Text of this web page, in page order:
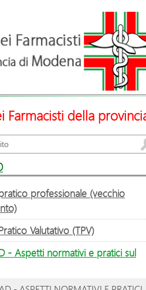
Farmacisti della
professionale (vecchio
Valutativo (TPV)
- Aspetti normativi e pratici sul